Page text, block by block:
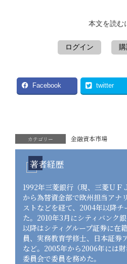
本文を読む
ログイン
Facebook twitter
カテゴリー 金融資本市場
著者経歴
1992年三菱銀行（現、三菱ＵＦ
から為替資金部で欧州担当アナ
ストなどを経て、2004年以降チ
た。2010年3月にシティバンク
以降はシティグループ証券に在
員、実務教育学修士、日本証券
など。2005年から2006年には
委員会で委員を務めた。